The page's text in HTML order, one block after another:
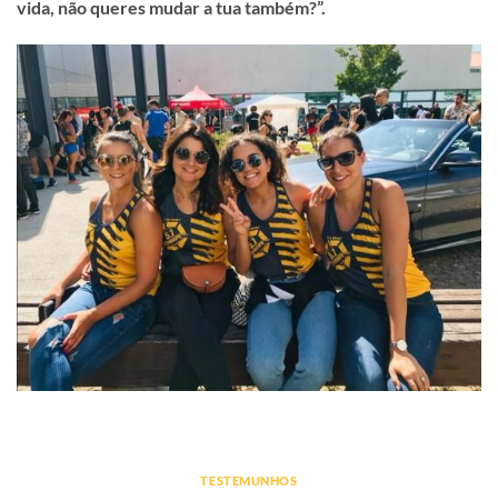
vida, não queres mudar a tua também?”.
TESTEMUNHOS